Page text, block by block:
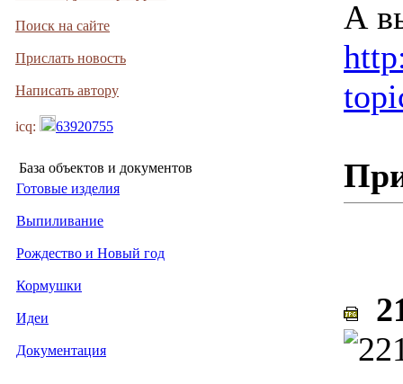
Поиск на сайте
Прислать новость
Написать автору
icq: 63920755
База объектов и документов
Готовые изделия
Выпиливание
Рождество и Новый год
Кормушки
Идеи
Документация
А